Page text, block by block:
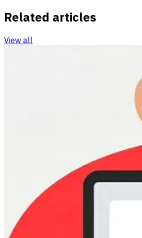
Related articles
View all